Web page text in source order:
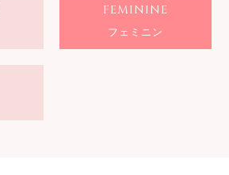
FEMININE
フェミニン